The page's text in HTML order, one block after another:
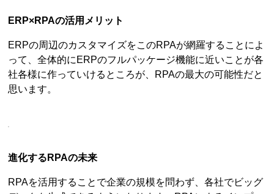
ERP×RPAの活用メリット
ERPの周辺のカスタマイズをこのRPAが網羅することによ
って、全体的にERPのフルパッケージ機能に近いことが各
社各様に作っていけるところが、RPAの最大の可能性だと
思います。
進化するRPAの未来
RPAを活用することで企業の規模を問わず、各社でビッグ